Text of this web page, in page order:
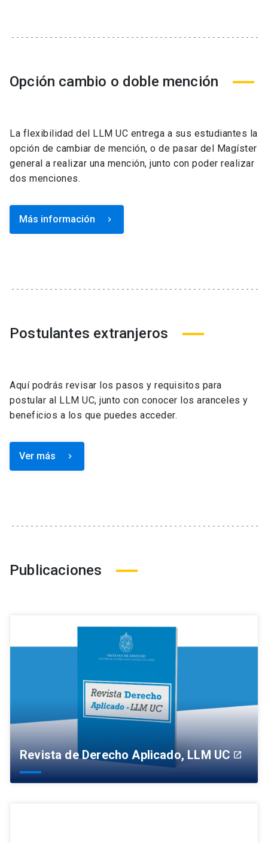
Opción cambio o doble mención
La flexibilidad del LLM UC entrega a sus estudiantes la
opción de cambiar de mención, o de pasar del Magíster
general a realizar una mención, junto con poder realizar
dos menciones.
Más información keyboard_arrow_right
Postulantes extranjeros
Aquí podrás revisar los pasos y requisitos para
postular al LLM UC, junto con conocer los aranceles y
beneficios a los que puedes acceder.
Ver más keyboard_arrow_right
Publicaciones
Revista de Derecho Aplicado, LLM UC launch